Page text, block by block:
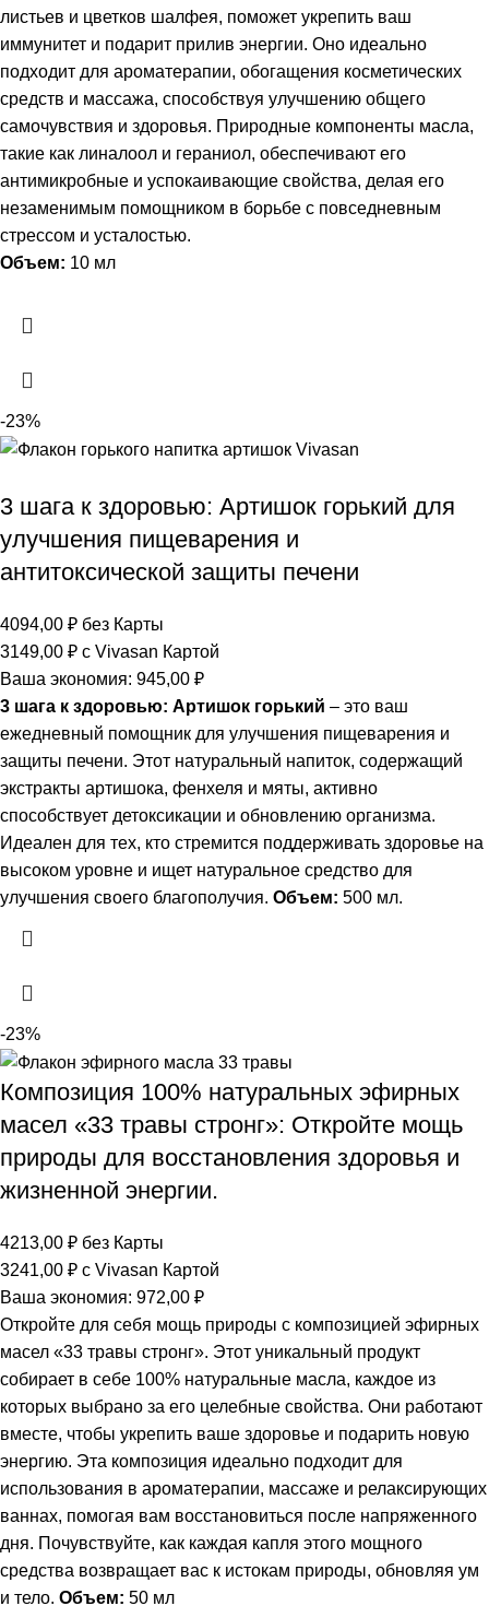
листьев и цветков шалфея, поможет укрепить ваш
иммунитет и подарит прилив энергии. Оно идеально
подходит для ароматерапии, обогащения косметических
средств и массажа, способствуя улучшению общего
самочувствия и здоровья. Природные компоненты масла,
такие как линалоол и гераниол, обеспечивают его
антимикробные и успокаивающие свойства, делая его
незаменимым помощником в борьбе с повседневным
стрессом и усталостью.
Объем: 10 мл
-23%
3 шага к здоровью: Артишок горький для
улучшения пищеварения и
антитоксической защиты печени
4094,00 ₽ без Карты
3149,00 ₽ с Vivasan Картой
Ваша экономия: 945,00 ₽
3 шага к здоровью: Артишок горький – это ваш
ежедневный помощник для улучшения пищеварения и
защиты печени. Этот натуральный напиток, содержащий
экстракты артишока, фенхеля и мяты, активно
способствует детоксикации и обновлению организма.
Идеален для тех, кто стремится поддерживать здоровье на
высоком уровне и ищет натуральное средство для
улучшения своего благополучия. Объем: 500 мл.
-23%
Композиция 100% натуральных эфирных
масел «33 травы стронг»: Откройте мощь
природы для восстановления здоровья и
жизненной энергии.
4213,00 ₽ без Карты
3241,00 ₽ с Vivasan Картой
Ваша экономия: 972,00 ₽
Откройте для себя мощь природы с композицией эфирных
масел «33 травы стронг». Этот уникальный продукт
собирает в себе 100% натуральные масла, каждое из
которых выбрано за его целебные свойства. Они работают
вместе, чтобы укрепить ваше здоровье и подарить новую
энергию. Эта композиция идеально подходит для
использования в ароматерапии, массаже и релаксирующих
ваннах, помогая вам восстановиться после напряженного
дня. Почувствуйте, как каждая капля этого мощного
средства возвращает вас к истокам природы, обновляя ум
и тело. Объем: 50 мл